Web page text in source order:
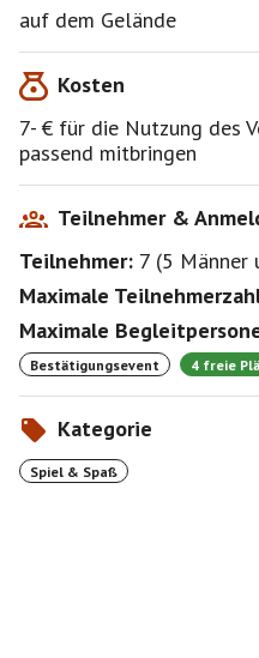
auf dem Gelände
Kosten
7- € für die Nutzung des
passend mitbringen
Teilnehmer &
Teilnehmer: 7 (5 Männer
Maximale
Maximale
Bestätigungsevent 4 freie
Kategorie
Spiel & Spaß